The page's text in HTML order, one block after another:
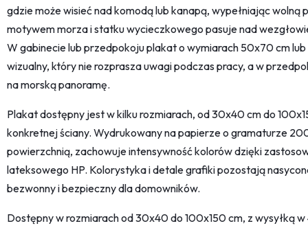
gdzie może wisieć nad komodą lub kanapą, wypełniając wolną
motywem morza i statku wycieczkowego pasuje nad
W gabinecie lub przedpokoju plakat o wymiarach 50x70 cm
wizualny, który nie rozprasza uwagi podczas pracy, a w
na morską panoramę.
Plakat dostępny jest w kilku rozmiarach, od 30x40 cm do
konkretnej ściany. Wydrukowany na papierze o gramaturze
powierzchnią, zachowuje intensywność kolorów dzięki
lateksowego HP. Kolorystyka i detale grafiki pozostają
bezwonny i bezpieczny dla domowników.
Dostępny w rozmiarach od 30x40 do 100x150 cm, z wysyłką